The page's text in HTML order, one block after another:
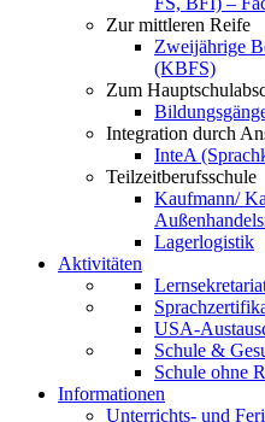
Zur mittleren Reife
Zweijährige
(KBFS)
Zum
Integration durch
InteA
Teilzeitberufsschule
Kaufmann/
Lagerlogistik
Aktivitäten
USA-
Schule &
Schule ohne
Informationen
Unterrichts- und